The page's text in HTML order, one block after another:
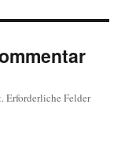
Erforderliche Felder